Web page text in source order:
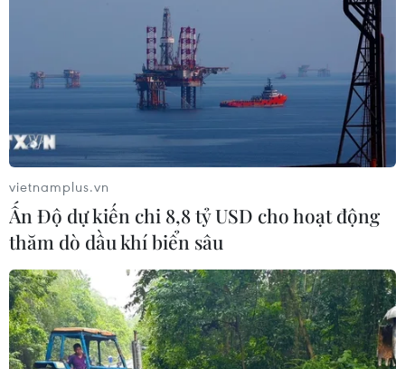
vietnamplus.vn
Ấn Độ dự kiến chi 8,8 tỷ USD cho hoạt động
thăm dò dầu khí biển sâu